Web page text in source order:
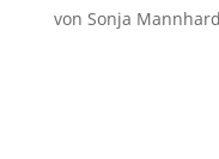
von Sonja